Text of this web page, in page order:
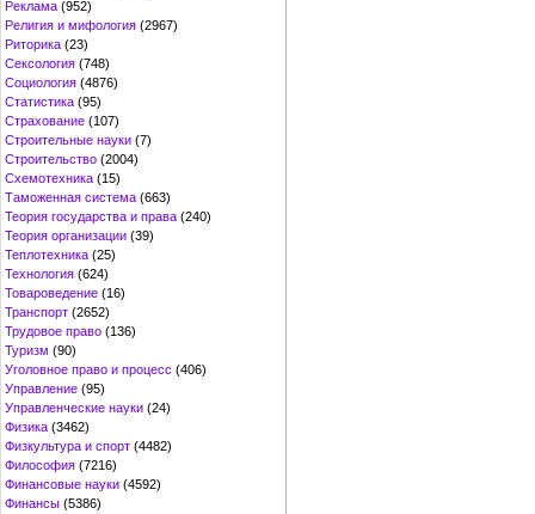
Реклама (952)
Религия и мифология (2967)
Риторика (23)
Сексология (748)
Социология (4876)
Статистика (95)
Страхование (107)
Строительные науки (7)
Строительство (2004)
Схемотехника (15)
Таможенная система (663)
Теория государства и права (240)
Теория организации (39)
Теплотехника (25)
Технология (624)
Товароведение (16)
Транспорт (2652)
Трудовое право (136)
Туризм (90)
Уголовное право и процесс (406)
Управление (95)
Управленческие науки (24)
Физика (3462)
Физкультура и спорт (4482)
Философия (7216)
Финансовые науки (4592)
Финансы (5386)